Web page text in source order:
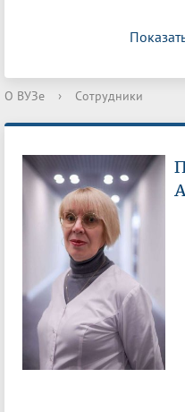
О ВУЗе › Сотрудники